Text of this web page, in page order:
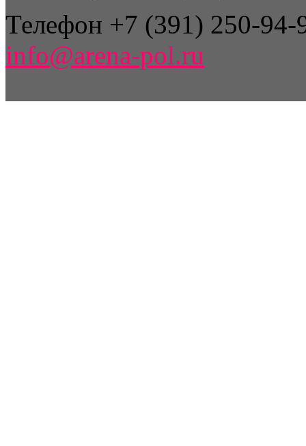
Телефон +7 (391) 250-
info@arena-pol.ru